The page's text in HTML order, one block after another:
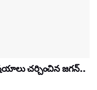
చర్చించిన జగన్..